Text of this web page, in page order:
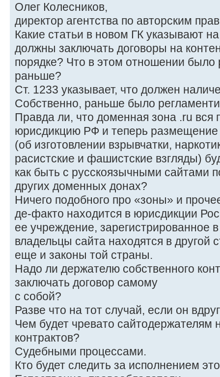
Олег Колесников,
директор агентства по авторским
Какие статьи в новом ГК указывают
должны заключать договоры на
порядке? Что в этом отношении было
раньше?
Ст. 1233 указывает, что должен
Собственно, раньше было
Правда ли, что доменная зона .ru вся
юрисдикцию РФ и теперь размещение
(об изготовлении взрывчатки,
расистские и фашистские взгляды)
как быть с русскоязычными сайтами
других доменных донах?
Ничего подобного про «зоны» и
де-факто находится в юрисдикции
ее учреждение, зарегистрированное
владельцы сайта находятся в другой
еще и законы той страны.
Надо ли держателю собственного
заключать договор самому
с собой?
Разве что на тот случай, если он
Чем будет чревато сайтодержателям
контрактов?
Судебными процессами.
Кто будет следить за исполнением